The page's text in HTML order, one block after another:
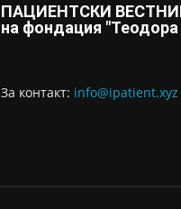
ПАЦИЕНТСКИ
на фондация "Теодора
За контaкт: info@ipatient.xyz